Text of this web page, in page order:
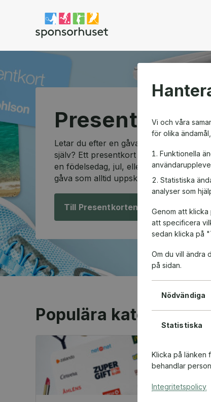
Vi och våra
för olika
Funktionella
Statistiska
analyser som
Genom att
att specificera
sedan klicka på
Om du vill ändra
på sidan.
Nödvändiga
Statistiska
Klicka på länken
behandlar
Integritetspolicy
Sponsorhuset shop
Letar du efter en gåva som passar alla
själv? Ett presentkort är den perfekta
en födelsedag, jul, eller en speciell
gåva som alltid uppskattas.
Till Presentkorten!
Populära kategorier